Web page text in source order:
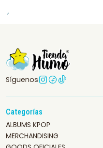
Síguenos
Categorías
ALBUMS KPOP
MERCHANDISING